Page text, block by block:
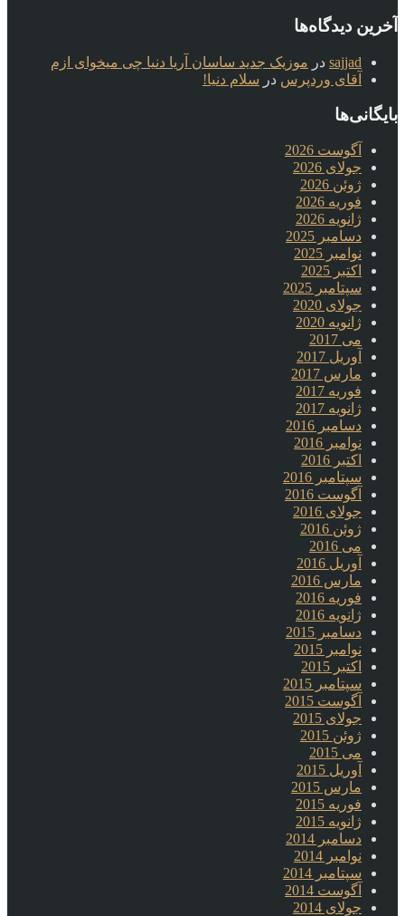
آخرین دیدگاه‌ها
sajjad در موزیک جدید ساسان آریا دنیا چی میخوای ازم
آقای وردپرس در سلام دنیا!
بایگانی‌ها
آگوست 2026
جولای 2026
ژوئن 2026
فوریه 2026
ژانویه 2026
دسامبر 2025
نوامبر 2025
اکتبر 2025
سپتامبر 2025
جولای 2020
ژانویه 2020
می 2017
آوریل 2017
مارس 2017
فوریه 2017
ژانویه 2017
دسامبر 2016
نوامبر 2016
اکتبر 2016
سپتامبر 2016
آگوست 2016
جولای 2016
ژوئن 2016
می 2016
آوریل 2016
مارس 2016
فوریه 2016
ژانویه 2016
دسامبر 2015
نوامبر 2015
اکتبر 2015
سپتامبر 2015
آگوست 2015
جولای 2015
ژوئن 2015
می 2015
آوریل 2015
مارس 2015
فوریه 2015
ژانویه 2015
دسامبر 2014
نوامبر 2014
سپتامبر 2014
آگوست 2014
جولای 2014